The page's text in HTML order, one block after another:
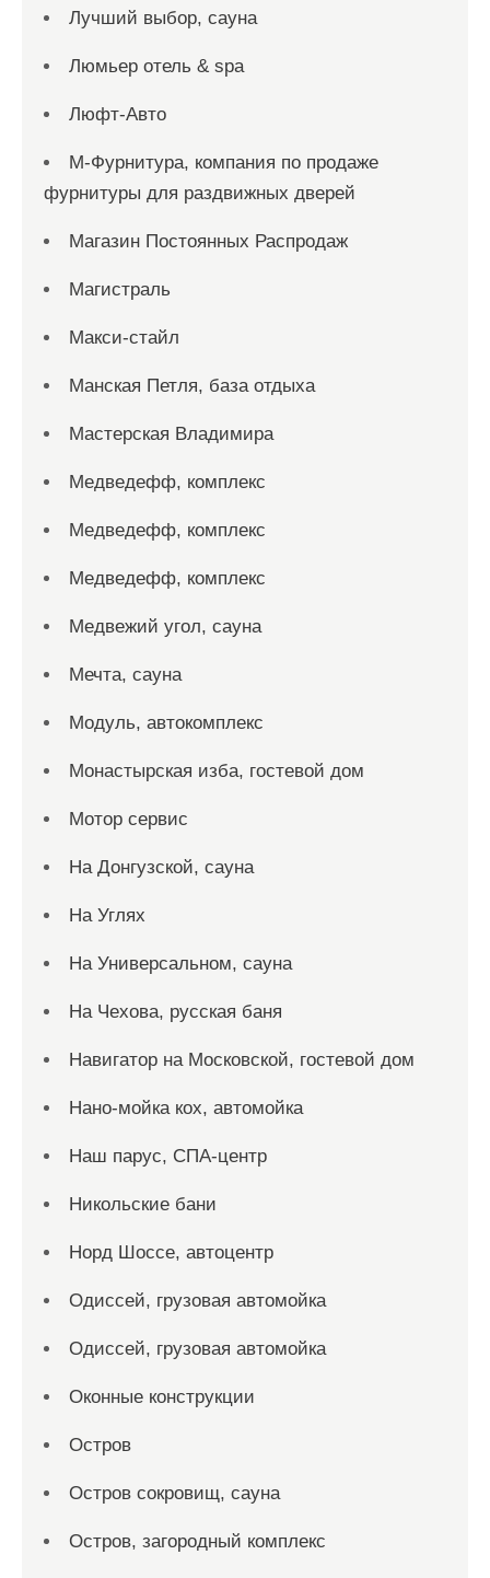
Лучший выбор, сауна
Люмьер отель & spa
Люфт-Авто
М-Фурнитура, компания по продаже
фурнитуры для раздвижных дверей
Магазин Постоянных Распродаж
Магистраль
Макси-стайл
Манская Петля, база отдыха
Мастерская Владимира
Медведефф, комплекс
Медведефф, комплекс
Медведефф, комплекс
Медвежий угол, сауна
Мечта, сауна
Модуль, автокомплекс
Монастырская изба, гостевой дом
Мотор сервис
На Донгузской, сауна
На Углях
На Универсальном, сауна
На Чехова, русская баня
Навигатор на Московской, гостевой дом
Нано-мойка кох, автомойка
Наш парус, СПА-центр
Никольские бани
Норд Шоссе, автоцентр
Одиссей, грузовая автомойка
Одиссей, грузовая автомойка
Оконные конструкции
Остров
Остров сокровищ, сауна
Остров, загородный комплекс